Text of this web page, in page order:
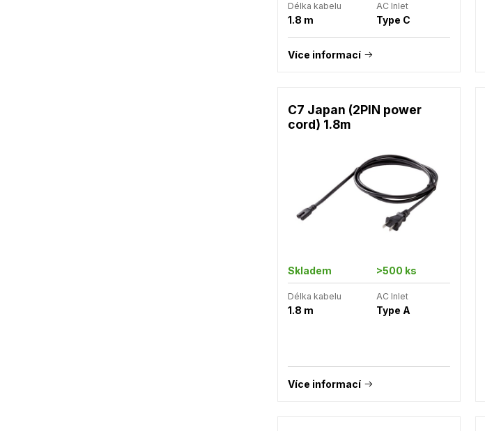
Délka kabelu
1.8 m
AC Inlet
Type C
Více informací
C7 Japan (2PIN power
cord) 1.8m
Skladem >500 ks
Délka kabelu
1.8 m
AC Inlet
Type A
Více informací